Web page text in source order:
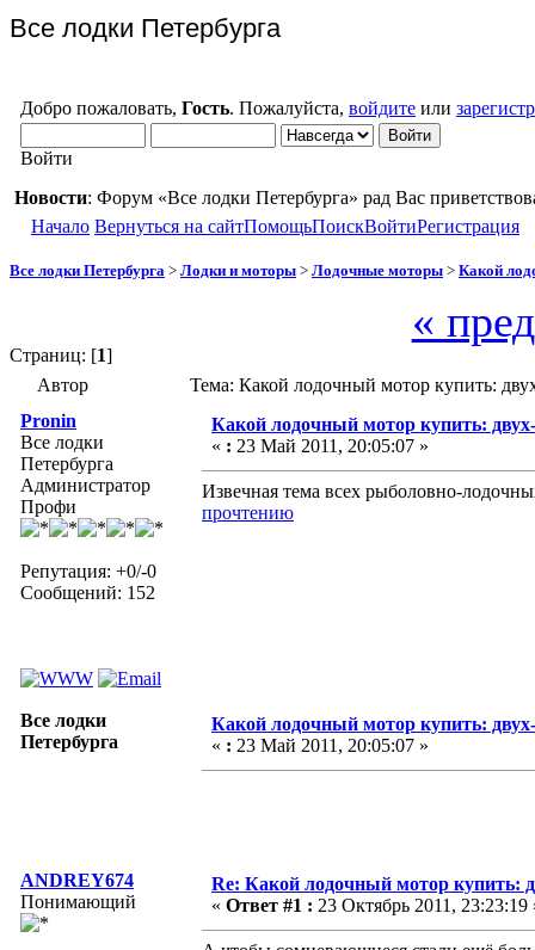
Все лодки Петербурга
Добро пожаловать, Гость. Пожалуйста, войдите или
Войти
Новости: Форум «Все лодки Петербурга» рад Вас
Начало Вернуться на сайтПомощьПоискВойтиРегистрация
Все лодки Петербурга > Лодки и моторы > Лодочные моторы > Какой
Страниц: [1]
«
Автор
Тема: Какой лодочный мотор купить:
Pronin
Все лодки
Петербурга
Администратор
Профи
Репутация: +0/-0
Сообщений: 152
Какой лодочный мотор купить:
« : 23 Май 2011, 20:05:07 »
Извечная тема всех рыболовно-
прочтению
Все лодки
Петербурга
Какой лодочный мотор купить:
« : 23 Май 2011, 20:05:07 »
ANDREY674
Понимающий
Re: Какой лодочный мотор купить:
« Ответ #1 : 23 Октябрь 2011, 23:23:19